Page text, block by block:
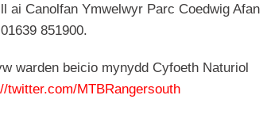
ai Canolfan Ymwelwyr Parc Coedwig Afan
851900.
warden beicio mynydd Cyfoeth Naturiol
twitter.com/MTBRangersouth